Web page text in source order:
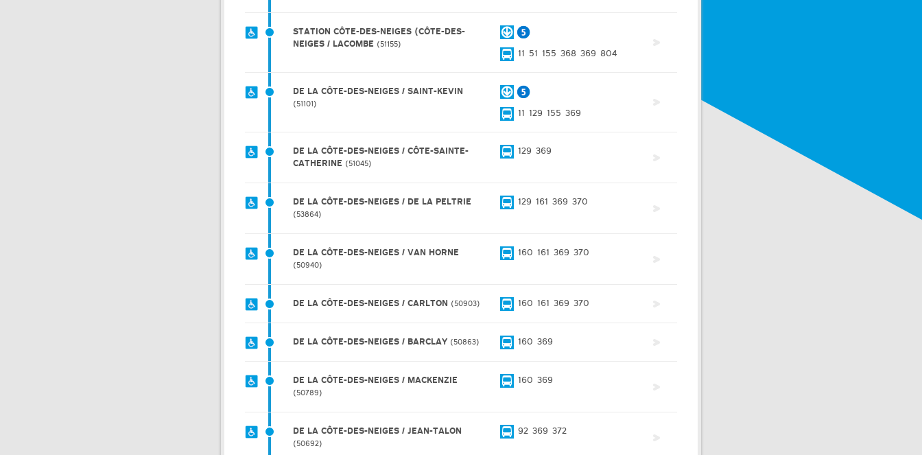
STATION CÔTE-DES-NEIGES (CÔTE-DES-
NEIGES / LACOMBE
51155
11 51 155 368 369 804
DE LA CÔTE-DES-NEIGES / SAINT-KEVIN
51101
11 129 155 369
DE LA CÔTE-DES-NEIGES / CÔTE-SAINTE-
CATHERINE
51045
129 369
DE LA CÔTE-DES-NEIGES / DE LA PELTRIE
53864
129 161 369 370
DE LA CÔTE-DES-NEIGES / VAN HORNE
50940
160 161 369 370
DE LA CÔTE-DES-NEIGES / CARLTON 50903 160 161 369 370
DE LA CÔTE-DES-NEIGES / BARCLAY 50863 160 369
DE LA CÔTE-DES-NEIGES / MACKENZIE
50789
160 369
DE LA CÔTE-DES-NEIGES / JEAN-TALON
50692
92 369 372